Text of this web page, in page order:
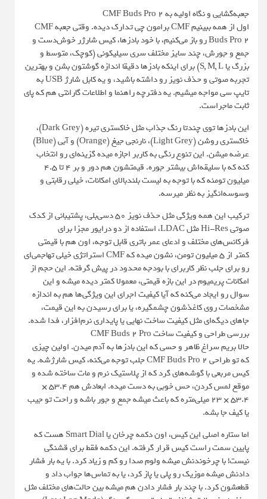
جعبه‌گشایی و نگاه اولیه به CMF Buds Pro 2
اول از همه ببینیم CMF برامون چی تدارک دیده. وقتی جعبه CMF
Buds Pro 2 رو باز می‌کنیم، با خود بادزها، کیس شارژر خوش‌دست و
جمع‌ و جورش، چند سایز مختلف سری سیلیکونی (کوچک، متوسط و
بزرگ یا S, M, L) برای اینکه بادزها دقیقا اندازه گوشتون بشن و بهترین
تجربه صوتی و حذف نویز رو داشته باشید، و یه کابل شارژ USB به
تایپ سی مواجه میشیم. یه دفترچه راهنما و اطلاعات گارانتی هم که پای
ثابت ماجراست.
این بادزها توی چندتا رنگ جذاب مثل خاکستری تیره (Dark Grey)،
خاکستری روشن (Light Grey)، نارنجی جیغ (Orange) و آبی (Blue)
عرضه میشن. این تنوع رنگی به کاربر اجازه میده گزینه‌ای رو انتخاب
کنه که با سلیقه‌اش بیشتر جوره. قیمتشون هم دور و بر 4 تا 4.5
میلیون تومنه که با توجه به لیست بلندبالای امکانات، خیلی رقابتی و
وسوسه‌انگیز به نظر میرسه.
ترکیب این همه ویژگی مثل حذف نویز ۵۰ دسی‌بلی، پشتیبانی از کدک
صوتی Hi-Res مثل LDAC، استفاده از دو درایور مجزا برای
فرکانس‌های مختلف و ادعای عمر باتری قابل توجه، اون هم با قیمتی
کمتر از 5 میلیون تومن، نشون میده که CMF استراتژی خیلی تهاجمی‌ای
رو برای جلب نظر کاربرای با بودجه محدود در پیش گرفته. این حجم از
امکانات پریمیوم در این بازه قیمتی، معمولا کمتر دیده میشه و این
سوال رو ایجاد می‌کنه که آیا کیفیت اجرای این ویژگی‌ها هم به اندازه
مشخصات روی کاغذشون چشمگیره، یا برای رسیدن به این قیمت،
جاهای دیگه‌ای مثل کیفیت ساخت نهایی یا پایداری نرم‌افزار، فدا شده.
بررسی طراحی و کیفیت ساخت CMF Buds 2 Pro
حالا بریم سراغ ظاهر و حسی که این بادزها به آدم میدن. اولین چیزی
که تو طراحی CMF Buds Pro 2 جلب توجه می‌کنه، کیس شارژشه. یه
کیس مربعی با گوشه‌های گرد که از پلاستیک نرم و مات ساخته شده و
موقع لمس کردن، حس خوبی به دست میده. ابعادش هم ۵۳.۴ ×
۵۳.۴ × ۲۳ میلی‌متره که باعث میشه جمع‌ و جور باشه و راحت تو جیب
یا کیف جا بشه.
اما ستاره اصلی این کیس، اون دکمه چرخان یا Smart Dial هست که
پایین سمت راست کیس قرار گرفته. این دکمه فقط برای قشنگی
نیست! با چرخوندنش میشه ولوم صدا رو کم و زیاد کرد. با یه بار فشار
دادنش میشه موزیک رو پلی یا پاز کرد، یا به تماس‌ها جواب داد و
قطعشون کرد. با چند بار فشار دادن هم میشه بین حالت‌های مختلف مثل